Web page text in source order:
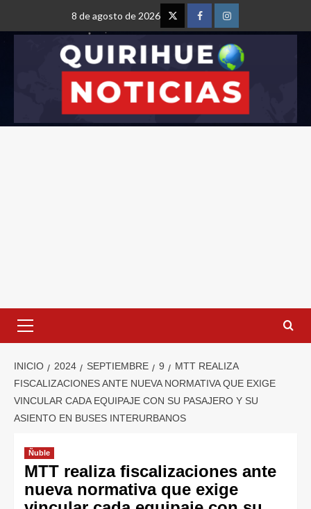
8 de agosto de 2026
INICIO 2024 SEPTIEMBRE 9
MTT REALIZA
FISCALIZACIONES ANTE NUEVA NORMATIVA QUE EXIGE
VINCULAR CADA EQUIPAJE CON SU PASAJERO Y SU
ASIENTO EN BUSES INTERURBANOS
Ñuble
MTT realiza fiscalizaciones ante
nueva normativa que exige